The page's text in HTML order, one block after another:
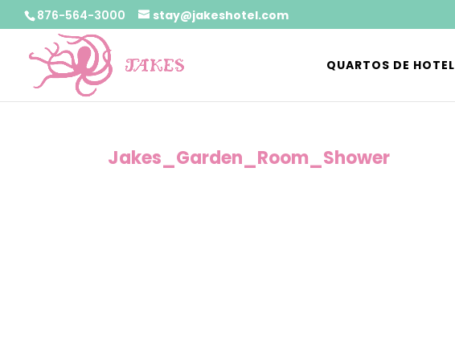
876-564-3000 stay@jakeshotel.com
QUARTOS DE HOTEL
Jakes_Garden_Room_Shower